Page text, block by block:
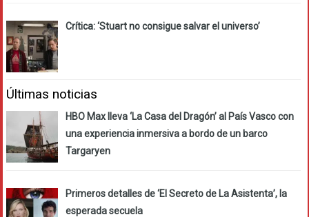
Crítica: ‘Stuart no consigue salvar el universo’
Últimas noticias
HBO Max lleva ‘La Casa del Dragón’ al País Vasco con
una experiencia inmersiva a bordo de un barco
Targaryen
Primeros detalles de ‘El Secreto de La Asistenta’, la
esperada secuela